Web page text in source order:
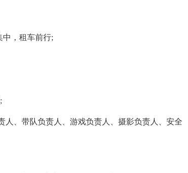
，租车前行;
、带队负责人、游戏负责人、摄影负责人、安全